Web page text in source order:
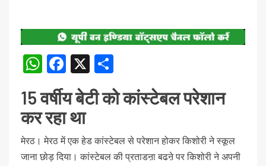
WhatsApp
Facebook
X
15 वर्षीय बेटी को कांस्टेबल परेशान
कर रहा था
मेरठ। मेरठ में एक हेड कांस्टेबल से परेशान होकर किशोरी ने स्कूल
जाना छोड़ दिया। कांस्टेबल की प्रताडऩा बढऩे पर किशोरी ने अपनी